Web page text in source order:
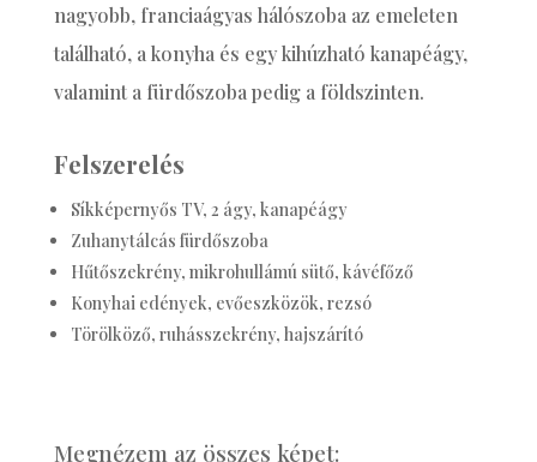
nagyobb, franciaágyas hálószoba az emeleten
található, a konyha és egy kihúzható kanapéágy,
valamint a fürdőszoba pedig a földszinten.
Felszerelés
Síkképernyős TV, 2 ágy, kanapéágy
Zuhanytálcás fürdőszoba
Hűtőszekrény, mikrohullámú sütő, kávéfőző
Konyhai edények, evőeszközök, rezsó
Törölköző, ruhásszekrény, hajszárító
Megnézem az összes képet: